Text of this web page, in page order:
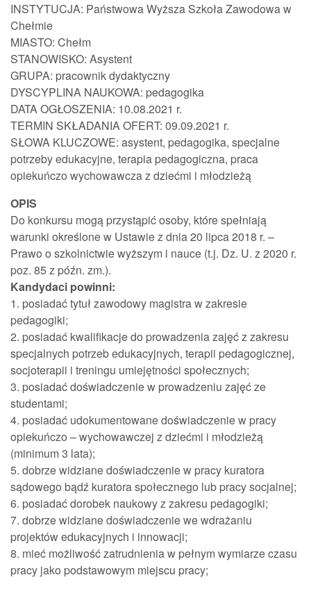
INSTYTUCJA: Państwowa Wyższa Szkoła Zawodowa w
Chełmie
MIASTO: Chełm
STANOWISKO: Asystent
GRUPA: pracownik dydaktyczny
DYSCYPLINA NAUKOWA: pedagogika
DATA OGŁOSZENIA: 10.08.2021 r.
TERMIN SKŁADANIA OFERT: 09.09.2021 r.
SŁOWA KLUCZOWE: asystent, pedagogika, specjalne
potrzeby edukacyjne, terapia pedagogiczna, praca
opiekuńczo wychowawcza z dziećmi i młodzieżą
OPIS
Do konkursu mogą przystąpić osoby, które spełniają
warunki określone w Ustawie z dnia 20 lipca 2018 r. –
Prawo o szkolnictwie wyższym i nauce (t.j. Dz. U. z 2020 r.
poz. 85 z późn. zm.).
Kandydaci powinni:
1. posiadać tytuł zawodowy magistra w zakresie
pedagogiki;
2. posiadać kwalifikacje do prowadzenia zajęć z zakresu
specjalnych potrzeb edukacyjnych, terapii pedagogicznej,
socjoterapii i treningu umiejętności społecznych;
3. posiadać doświadczenie w prowadzeniu zajęć ze
studentami;
4. posiadać udokumentowane doświadczenie w pracy
opiekuńczo – wychowawczej z dziećmi i młodzieżą
(minimum 3 lata);
5. dobrze widziane doświadczenie w pracy kuratora
sądowego bądź kuratora społecznego lub pracy socjalnej;
6. posiadać dorobek naukowy z zakresu pedagogiki;
7. dobrze widziane doświadczenie we wdrażaniu
projektów edukacyjnych i innowacji;
8. mieć możliwość zatrudnienia w pełnym wymiarze czasu
pracy jako podstawowym miejscu pracy;